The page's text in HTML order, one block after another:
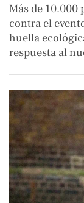
Más de 10.000
contra el
huella
respuesta al